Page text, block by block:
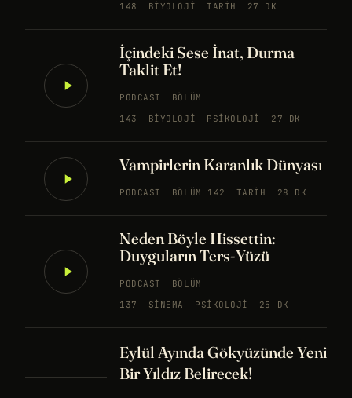
148
BIYOLOJI TARIH 27 DK
İçindeki Sese İnat, Durma
Taklit Et!
PODCAST
BÖLÜM
143
BIYOLOJI PSIKOLOJI 27 DK
Vampirlerin Karanlık Dünyası
PODCAST BÖLÜM 142 TARIH 28 DK
Neden Böyle Hissettin:
Duyguların Ters-Yüzü
PODCAST
BÖLÜM
137
SINEMA PSIKOLOJI 25 DK
Eylül Ayında Gökyüzünde Yeni
Bir Yıldız Belirecek!